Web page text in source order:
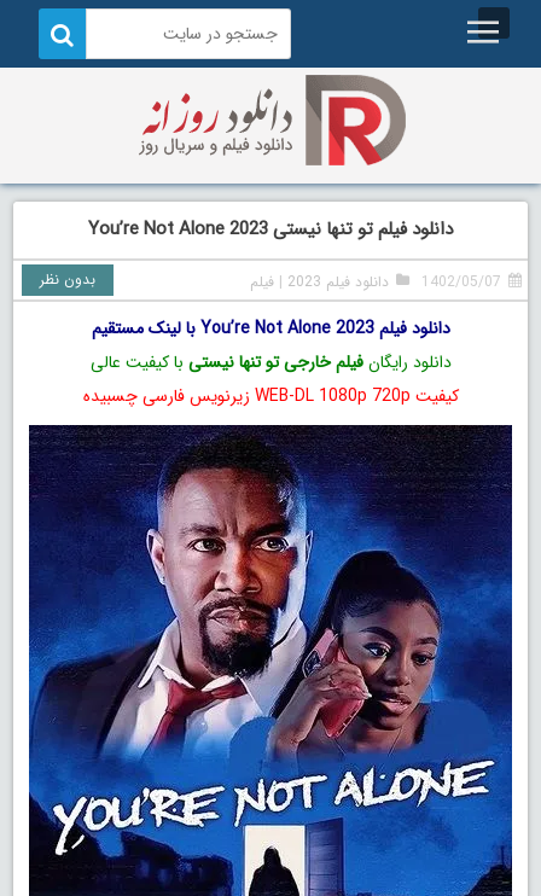
دانلود فیلم تو تنها نیستی You’re Not Alone 2023
1402/05/07 دانلود فیلم 2023 |فیلم بدون نظر
دانلود فیلم You’re Not Alone 2023 با لینک مستقیم
دانلود رایگانفیلم خارجی تو تنها نیستی با کیفیت عالی
کیفیت WEB-DL 1080p 720p زیرنویس فارسی چسبیده